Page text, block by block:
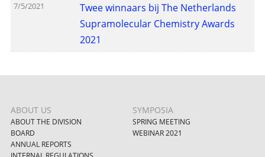
7/5/2021
Twee winnaars bij The Netherlands
Supramolecular Chemistry Awards
2021
ABOUT US
ABOUT THE DIVISION
BOARD
ANNUAL REPORTS
SYMPOSIA
SPRING MEETING
WEBINAR 2021